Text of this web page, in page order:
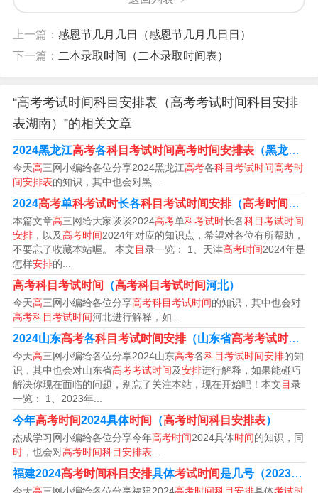
天津高考考几科
1、门。根据查询天津市教育局官网得知，高考科目设置语
史、地理、物理、化学、生物学共6门，由考生自主选择其
中3门参加考试，总共考6门。
2、科。根据查询中国教育在线显示，2023天津高考6月7
日开始，科目共有6门，包括语文、数学、外语共3门，思
想政治、历史、地理、物理、化学、生物学共6门，由考生
自主选择其中3门参加考试。
3、天津高考考9科。6月7日：9：00至11：30考语文，1
5：00至17：00考数学。6月8日：15：00至17：00考外
语，15：00至16：40考英语笔试。
4、语文、数学、外语，思想政治、历史、地理、物理、化
学、生物。根据查询相关资料得知，2023年天津高考考语
文、数学、外语，思想政治、历史、地理、物理、化学、
生物。天津市高考采用天津卷，自主命题卷。
高考学科安排时间表
1、月7日 9：00-11：30 语文考试，6月7日 15：00-17：0
0 数学考试；6月8日 9：00-11：30 文综/理综，6月8日 1
上一篇： 感恩节几月几日（感恩节几月几日日）
下一篇： 二本录取时间（二本录取时间表）
“高考考试时间科目安排表（高考考试时间科目安排
表湖南）”的相关文章
2024黑龙江高考各科目考试时间高考时间安排表 （黑龙江
今天高三网小编给各位分享2024黑龙江高考各科目考试时间高考时
间安排表的知识，其中也会对黑...
2024高考单科考试时长各科目考试时间安排（高考时间 2024
本篇文章高三网给大家谈谈2024高考单科考试时长各科目考试时间
安排 ，以及高考时间2024年对应的知识点，希望对各位有所帮助，
不要忘了收藏本站喔。 本文目录一览： 1、天津高考时间2024年是
怎样安排的...
高考科目考试时间 （高考科目考试时间河北）
今天高三网小编给各位分享高考科目考试时间的知识，其中也会对
高考科目考试时间河北进行解释，如...
2024山东高考各科目考试时间安排（山东省高考考试时间
今天高三网小编给各位分享2024山东高考各科目考试时间安排的知
识，其中也会对山东省高考考试时间及安排进行解释，如果能碰巧
解决你现在面临的问题，别忘了关注本站，现在开始吧！本文目录
一览： 1、2023年...
今年高考时间2024具体时间 （高考时间科目安排表）
杰成学习网小编给各位分享今年高考时间2024具体时间的知识，同
时 ，也会对高考时间科目安排表
福建2024高考时间科目安排具体考试时间是几号（2023福建